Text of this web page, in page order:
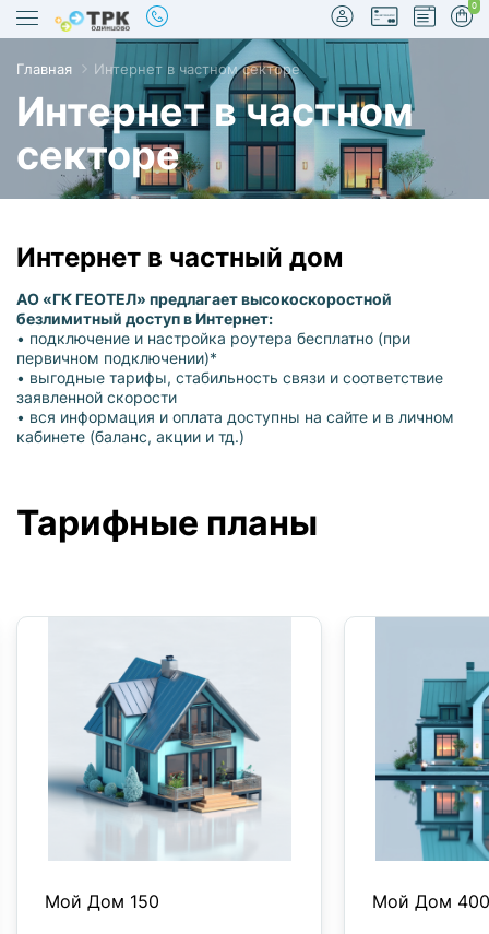
0
Главная Интернет в частном секторе
Интернет в частном
секторе
Интернет в частный дом
АО «ГК ГЕОТЕЛ» предлагает высокоскоростной
безлимитный доступ в Интернет:
• подключение и настройка роутера бесплатно (при
первичном подключении)*
• выгодные тарифы, стабильность связи и соответствие
заявленной скорости
• вся информация и оплата доступны на сайте и в личном
кабинете (баланс, акции и тд.)
Тарифные планы
Мой Дом 150 Мой Дом 400